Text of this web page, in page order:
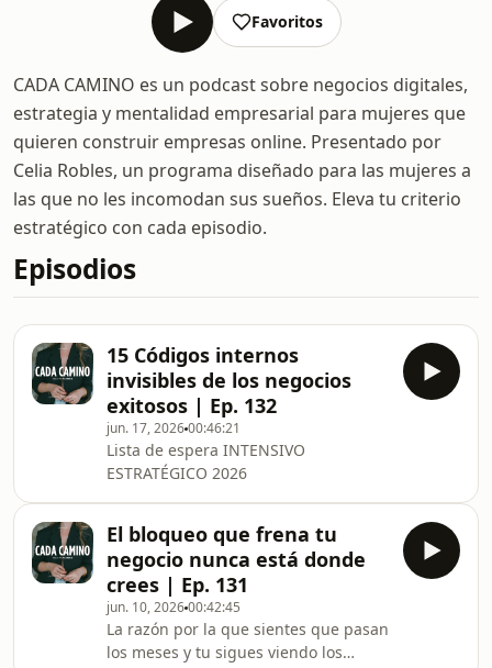
Favoritos
CADA CAMINO es un podcast sobre negocios digitales,
estrategia y mentalidad empresarial para mujeres que
quieren construir empresas online. Presentado por
Celia Robles, un programa diseñado para las mujeres a
las que no les incomodan sus sueños. Eleva tu criterio
estratégico con cada episodio.
Episodios
15 Códigos internos
invisibles de los negocios
exitosos | Ep. 132
jun. 17, 202600:46:21
Lista de espera INTENSIVO
ESTRATÉGICO 2026
El bloqueo que frena tu
negocio nunca está donde
crees | Ep. 131
jun. 10, 202600:42:45
La razón por la que sientes que pasan
los meses y tu sigues viendo los